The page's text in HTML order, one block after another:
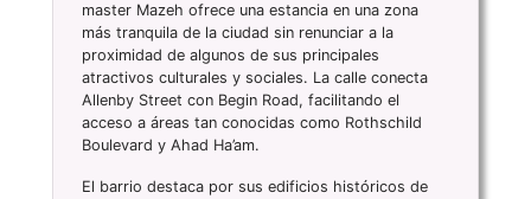
master Mazeh ofrece una estancia en una zona
más tranquila de la ciudad sin renunciar a la
proximidad de algunos de sus principales
atractivos culturales y sociales. La calle conecta
Allenby Street con Begin Road, facilitando el
acceso a áreas tan conocidas como Rothschild
Boulevard y Ahad Ha’am.
El barrio destaca por sus edificios históricos de